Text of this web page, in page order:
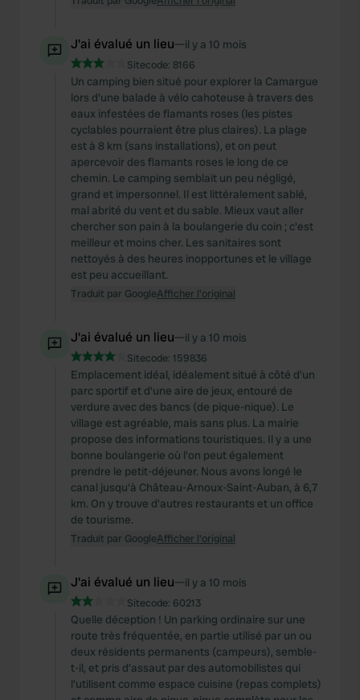
J'ai évalué un lieu—il y a 10 mois
Sitecode: 8166
Un camping bien situé pour explorer la Camargue
lors d'une balade à vélo cahoteuse à travers des
eaux infestées de flamants roses (les pistes
cyclables pourraient être plus claires). La plage
est à 8 km (sans installations), et on peut
apercevoir des flamants roses le long de ce
chemin. Le camping semblait un peu négligé,
grand et impersonnel. Il est littéralement sablé,
mal abrité du vent et du sable. Mieux vaut aller
chercher son pain à la boulangerie du coin ; c'est
meilleur et moins cher. Les sanitaires sont
nettoyés à des heures inopportunes et le village
est peu accueillant.
Traduit par GoogleAfficher l'original
J'ai évalué un lieu—il y a 10 mois
Sitecode: 159836
Emplacement idéal, idéalement situé à côté d'un
parc sportif et d'une aire de jeux, entouré de
verdure avec des bancs (de pique-nique). Le
village est agréable, mais sans plus. La mairie
propose des informations touristiques. Il y a une
bonne boulangerie où l'on peut également
prendre le petit-déjeuner. Nous avons longé le
canal jusqu'à Château-Arnoux-Saint-Auban, à 6,7
km. On y trouve d'autres restaurants et un office
de tourisme.
Traduit par GoogleAfficher l'original
J'ai évalué un lieu—il y a 10 mois
Sitecode: 60213
Quelle déception ! Un parking ordinaire sur une
route très fréquentée, en partie utilisé par un ou
deux résidents permanents (campeurs), semble-
t-il, et pris d'assaut par des automobilistes qui
l'utilisent comme espace cuisine (repas complets)